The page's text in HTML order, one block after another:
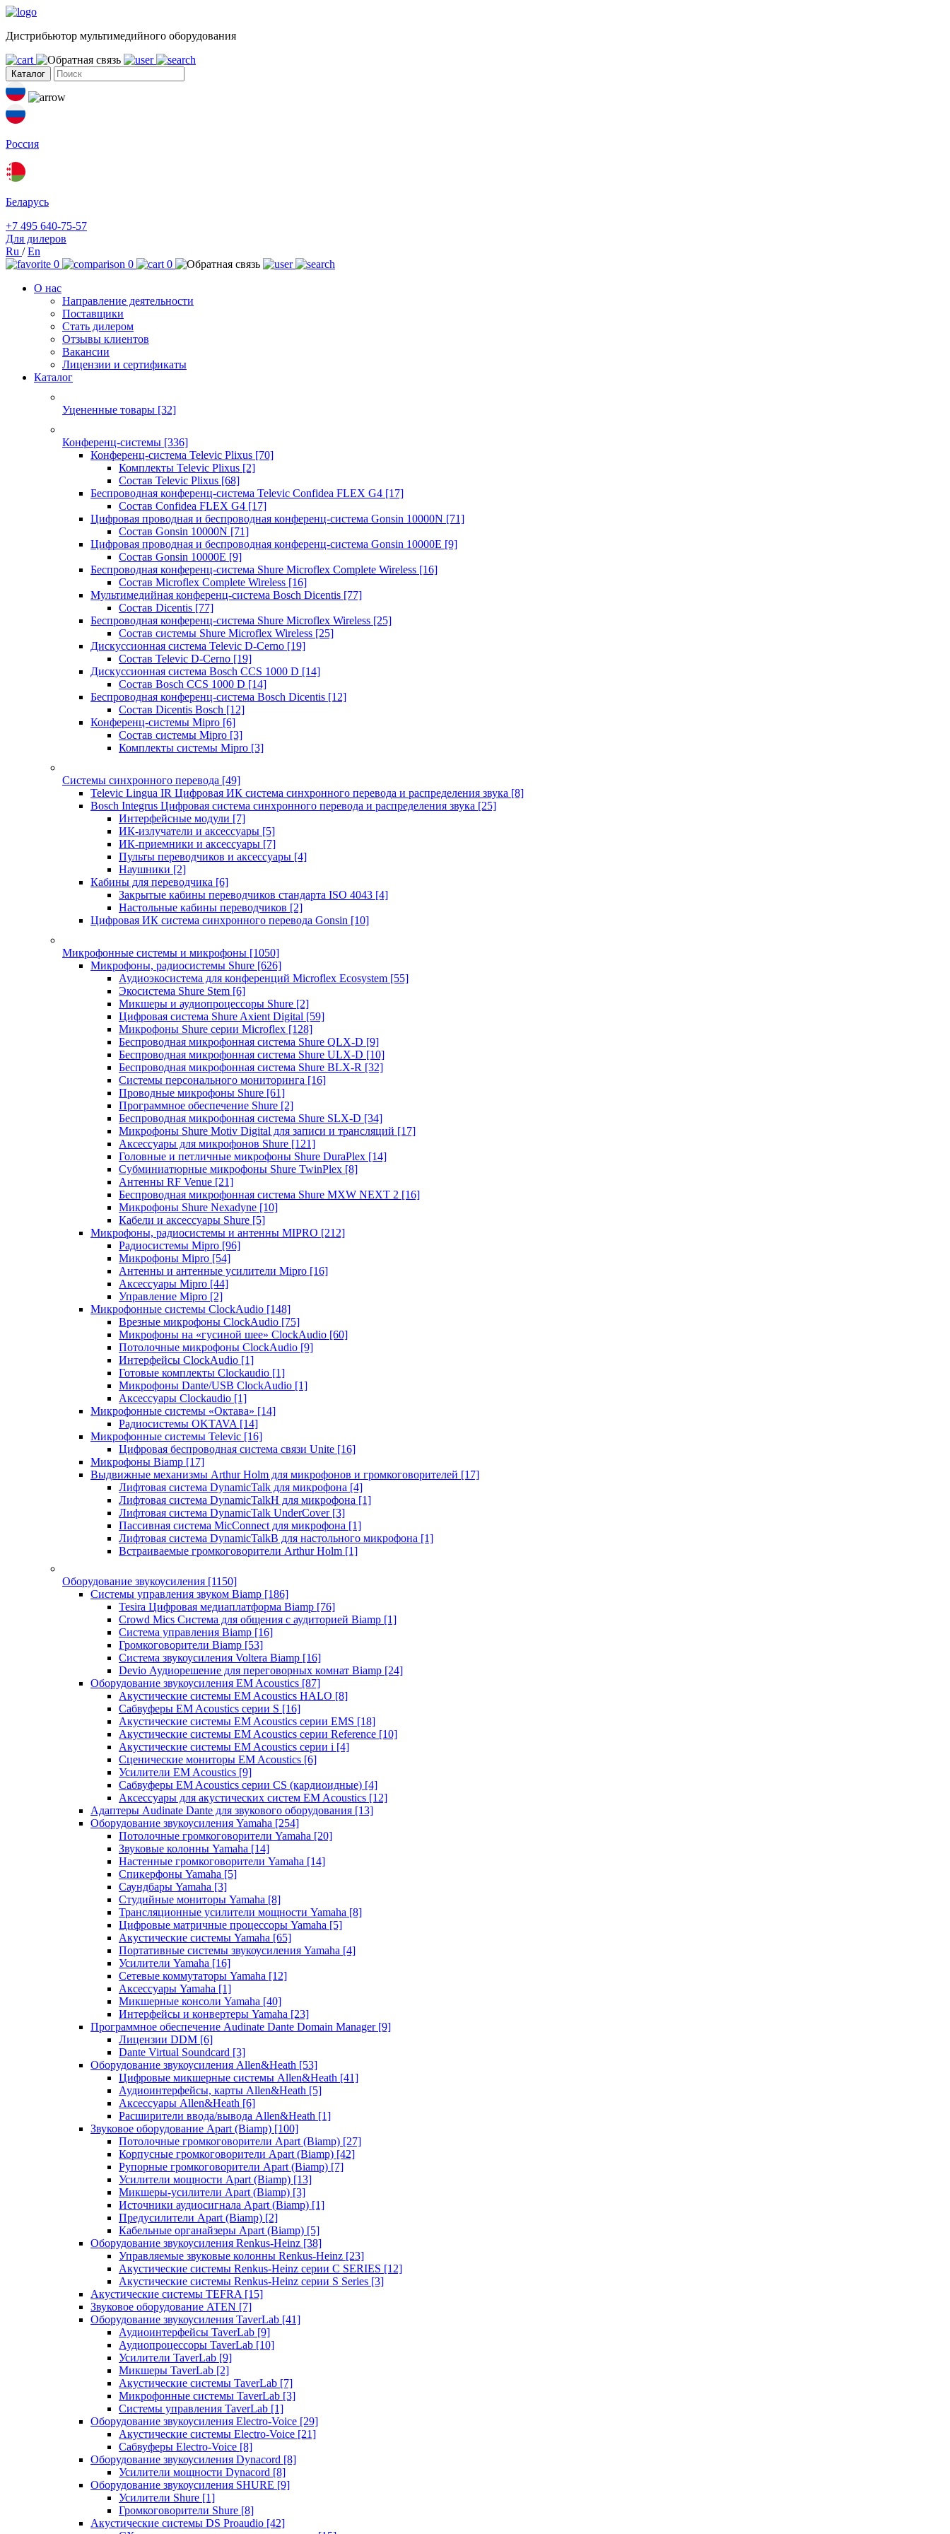
Дистрибьютор мультимедийного оборудования
Каталог
Россия
Беларусь
+7 495 640-75-57
Для дилеров
Ru /En
0
0
0
О нас
Направление деятельности
Поставщики
Стать дилером
Отзывы клиентов
Вакансии
Лицензии и сертификаты
Каталог
Уцененные товары [32]
Конференц-системы [336]
Конференц-система Televic Plixus [70]
Комплекты Televic Plixus [2]
Состав Televic Plixus [68]
Беспроводная конференц-система Televic Confidea FLEX G4 [17]
Состав Confidea FLEX G4 [17]
Цифровая проводная и беспроводная конференц-система Gonsin 10000N [71]
Состав Gonsin 10000N [71]
Цифровая проводная и беспроводная конференц-система Gonsin 10000E [9]
Состав Gonsin 10000E [9]
Беспроводная конференц-система Shure Microflex Complete Wireless [16]
Состав Microflex Complete Wireless [16]
Мультимедийная конференц-система Bosch Dicentis [77]
Состав Dicentis [77]
Беспроводная конференц-система Shure Microflex Wireless [25]
Состав системы Shure Microflex Wireless [25]
Дискуссионная система Televic D-Cerno [19]
Состав Televic D-Cerno [19]
Дискуссионная система Bosch CCS 1000 D [14]
Состав Bosch CCS 1000 D [14]
Беспроводная конференц-система Bosch Dicentis [12]
Состав Dicentis Bosch [12]
Конференц-системы Mipro [6]
Состав системы Mipro [3]
Комплекты системы Mipro [3]
Системы синхронного перевода [49]
Televic Lingua IR Цифровая ИК система синхронного перевода и распределения звука [8]
Bosch Integrus Цифровая система синхронного перевода и распределения звука [25]
Интерфейсные модули [7]
ИК-излучатели и аксессуары [5]
ИК-приемники и аксессуары [7]
Пульты переводчиков и аксессуары [4]
Наушники [2]
Кабины для переводчика [6]
Закрытые кабины переводчиков стандарта ISO 4043 [4]
Настольные кабины переводчиков [2]
Цифровая ИК система синхронного перевода Gonsin [10]
Микрофонные системы и микрофоны [1050]
Микрофоны, радиосистемы Shure [626]
Аудиоэкосистема для конференций Microflex Ecosystem [55]
Экосистема Shure Stem [6]
Микшеры и аудиопроцессоры Shure [2]
Цифровая система Shure Axient Digital [59]
Микрофоны Shure серии Microflex [128]
Беспроводная микрофонная система Shure QLX-D [9]
Беспроводная микрофонная система Shure ULX-D [10]
Беспроводная микрофонная система Shure BLX-R [32]
Системы персонального мониторинга [16]
Проводные микрофоны Shure [61]
Программное обеспечение Shure [2]
Беспроводная микрофонная система Shure SLX-D [34]
Микрофоны Shure Motiv Digital для записи и трансляций [17]
Аксессуары для микрофонов Shure [121]
Головные и петличные микрофоны Shure DuraPlex [14]
Субминиатюрные микрофоны Shure TwinPlex [8]
Антенны RF Venue [21]
Беспроводная микрофонная система Shure MXW NEXT 2 [16]
Микрофоны Shure Nexadyne [10]
Кабели и аксессуары Shure [5]
Микрофоны, радиосистемы и антенны MIPRO [212]
Радиосистемы Mipro [96]
Микрофоны Mipro [54]
Антенны и антенные усилители Mipro [16]
Аксессуары Mipro [44]
Управление Mipro [2]
Микрофонные системы ClockAudio [148]
Врезные микрофоны ClockAudio [75]
Микрофоны на «гусиной шее» ClockAudio [60]
Потолочные микрофоны ClockAudio [9]
Интерфейсы ClockAudio [1]
Готовые комплекты Clockaudio [1]
Микрофоны Dante/USB ClockAudio [1]
Аксессуары Clockaudio [1]
Микрофонные системы «Октава» [14]
Радиосистемы OKTAVA [14]
Микрофонные системы Televic [16]
Цифровая беспроводная система связи Unite [16]
Микрофоны Biamp [17]
Выдвижные механизмы Arthur Holm для микрофонов и громкоговорителей [17]
Лифтовая система DynamicTalk для микрофона [4]
Лифтовая система DynamicTalkH для микрофона [1]
Лифтовая система DynamicTalk UnderCover [3]
Пассивная система MicConnect для микрофона [1]
Лифтовая система DynamicTalkB для настольного микрофона [1]
Встраиваемые громкоговорители Arthur Holm [1]
Оборудование звукоусиления [1150]
Системы управления звуком Biamp [186]
Tesira Цифровая медиаплатформа Biamp [76]
Crowd Mics Система для общения с аудиторией Biamp [1]
Система управления Biamp [16]
Громкоговорители Biamp [53]
Система звукоусиления Voltera Biamp [16]
Devio Аудиорешение для переговорных комнат Biamp [24]
Оборудование звукоусиления EM Acoustics [87]
Акустические системы EM Acoustics HALO [8]
Сабвуферы EM Acoustics серии S [16]
Акустические системы EM Acoustics серии EMS [18]
Акустические системы EM Acoustics серии Reference [10]
Акустические системы EM Acoustics серии i [4]
Сценические мониторы EM Acoustics [6]
Усилители EM Acoustics [9]
Сабвуферы EM Acoustics серии CS (кардиоидные) [4]
Аксессуары для акустических систем EM Acoustics [12]
Адаптеры Audinate Dante для звукового оборудования [13]
Оборудование звукоусиления Yamaha [254]
Потолочные громкоговорители Yamaha [20]
Звуковые колонны Yamaha [14]
Настенные громкоговорители Yamaha [14]
Спикерфоны Yamaha [5]
Саундбары Yamaha [3]
Студийные мониторы Yamaha [8]
Трансляционные усилители мощности Yamaha [8]
Цифровые матричные процессоры Yamaha [5]
Акустические системы Yamaha [65]
Портативные системы звукоусиления Yamaha [4]
Усилители Yamaha [16]
Сетевые коммутаторы Yamaha [12]
Аксессуары Yamaha [1]
Микшерные консоли Yamaha [40]
Интерфейсы и конвертеры Yamaha [23]
Программное обеспечение Audinate Dante Domain Manager [9]
Лицензии DDM [6]
Dante Virtual Soundcard [3]
Оборудование звукоусиления Allen&Heath [53]
Цифровые микшерные системы Allen&Heath [41]
Аудиоинтерфейсы, карты Allen&Heath [5]
Аксессуары Allen&Heath [6]
Расширители ввода/вывода Allen&Heath [1]
Звуковое оборудование Apart (Biamp) [100]
Потолочные громкоговорители Apart (Biamp) [27]
Корпусные громкоговорители Apart (Biamp) [42]
Рупорные громкоговорители Apart (Biamp) [7]
Усилители мощности Apart (Biamp) [13]
Микшеры-усилители Apart (Biamp) [3]
Источники аудиосигнала Apart (Biamp) [1]
Предусилители Apart (Biamp) [2]
Кабельные органайзеры Apart (Biamp) [5]
Оборудование звукоусиления Renkus-Heinz [38]
Управляемые звуковые колонны Renkus-Heinz [23]
Акустические системы Renkus-Heinz серии C SERIES [12]
Акустические системы Renkus-Heinz серии S Series [3]
Акустические системы TEFRA [15]
Звуковое оборудование ATEN [7]
Оборудование звукоусиления TaverLab [41]
Аудиоинтерфейсы TaverLab [9]
Аудиопроцессоры TaverLab [10]
Усилители TaverLab [9]
Микшеры TaverLab [2]
Акустические системы TaverLab [7]
Микрофонные системы TaverLab [3]
Системы управления TaverLab [1]
Оборудование звукоусиления Electro-Voice [29]
Акустические системы Electro-Voice [21]
Сабвуферы Electro-Voice [8]
Оборудование звукоусиления Dynacord [8]
Усилители мощности Dynacord [8]
Оборудование звукоусиления SHURE [9]
Усилители Shure [1]
Громкоговорители Shure [8]
Акустические системы DS Proaudio [42]